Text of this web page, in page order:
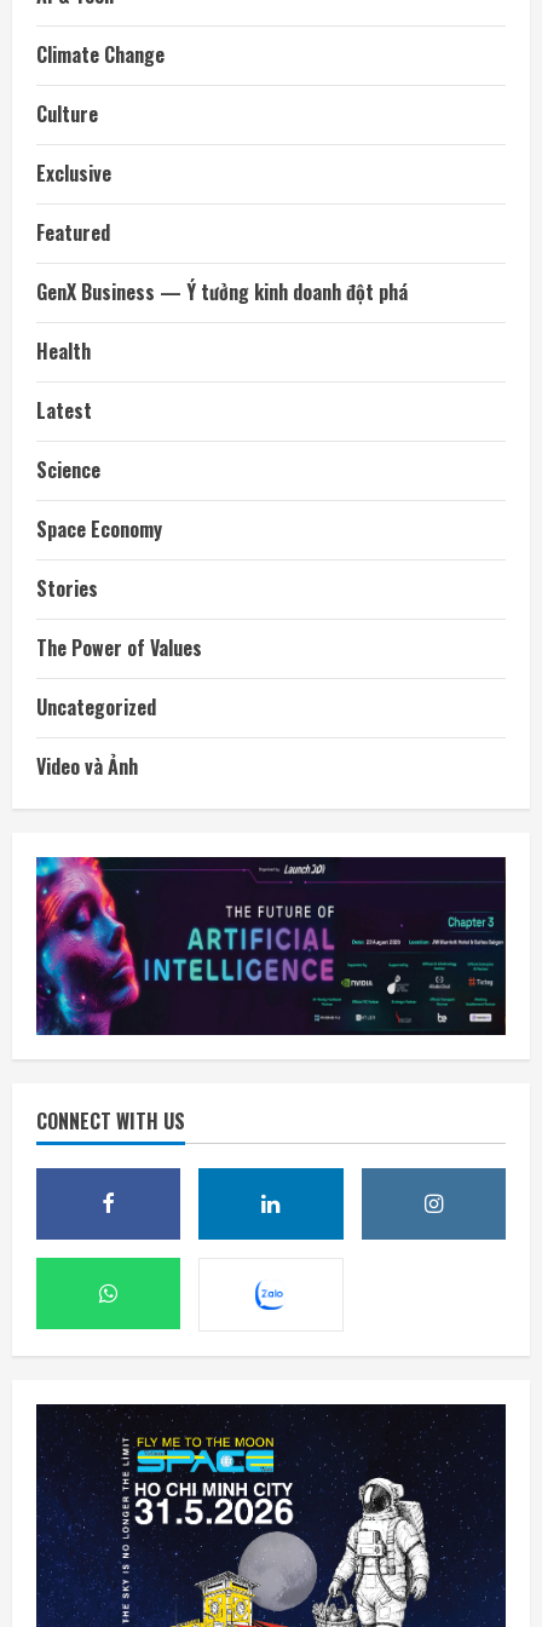
Climate Change
Culture
Exclusive
Featured
GenX Business — Ý tưởng kinh doanh đột phá
Health
Latest
Science
Space Economy
Stories
The Power of Values
Uncategorized
Video và Ảnh
CONNECT WITH US
2
SpaceX sẽ xúc tiến kế hoạch xây nhà máy
sản xuất vệ tinh trên Mặt Trăng
9 Tháng 8 2026, 14:54